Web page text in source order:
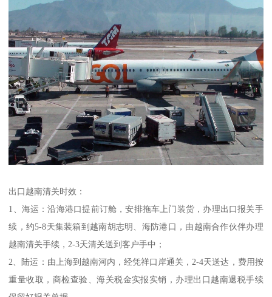
出口越南清关时效：
1、海运：沿海港口提前订舱，安排拖车上门装货，办理出口报关手
续，约5-8天集装箱到越南胡志明、海防港口，由越南合作伙伴办理
越南清关手续，2-3天清关送到客户手中；
2、陆运：由上海到越南河内，经凭祥口岸通关，2-4天送达，费用按
重量收取，商检查验、海关税金实报实销，办理出口越南退税手续